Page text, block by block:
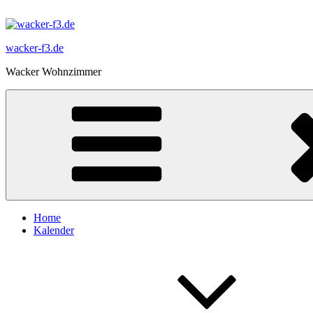
Inhalt
wacker-f3.de
Wacker Wohnzimmer
Home
Kalender